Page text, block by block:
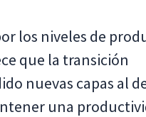
los niveles de
que la transición
nuevas capas al
una